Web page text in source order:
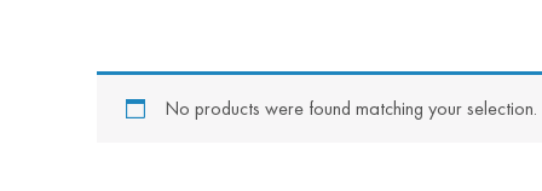
No products were found matching your selection.